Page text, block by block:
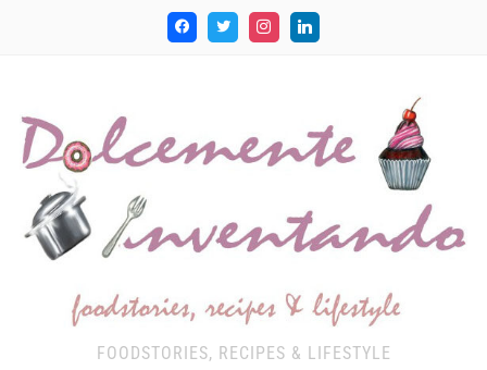
FOODSTORIES, RECIPES & LIFESTYLE